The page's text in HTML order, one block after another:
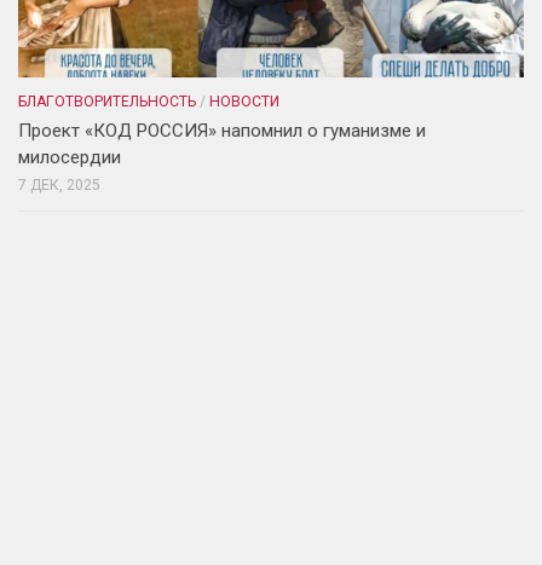
БЛАГОТВОРИТЕЛЬНОСТЬ / НОВОСТИ
Проект «КОД РОССИЯ» напомнил о гуманизме и
милосердии
7 ДЕК, 2025